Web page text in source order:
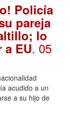
Policía
pareja
lo
EU. 05
acudido a un
a su hijo de